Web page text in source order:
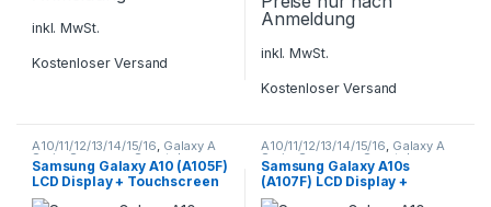
inkl. MwSt.
Kostenloser Versand
Anmeldung
inkl. MwSt.
Kostenloser Versand
A10/11/12/13/14/15/16, Galaxy A
Serie Samsung Smartphone
Reparatur
Samsung Galaxy A10 (A105F)
LCD Display + Touchscreen
Reparatur
A10/11/12/13/14/15/16, Galaxy A
Serie Samsung Smartphone
Reparatur
Samsung Galaxy A10s
(A107F) LCD Display +
Touchscreen Reparatur